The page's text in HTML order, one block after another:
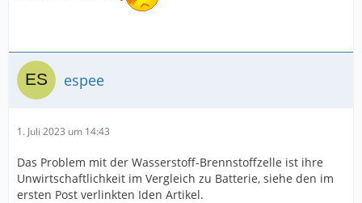
espee
1. Juli 2023 um 14:43
Das Problem mit der Wasserstoff-Brennstoffzelle ist ihre
Unwirtschaftlichkeit im Vergleich zu Batterie, siehe den im
ersten Post verlinkten Iden Artikel.